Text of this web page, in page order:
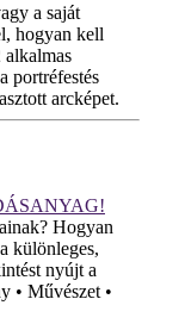
a saját
hogyan kell
alkalmas
portréfestés
arcképet.
Hogyan
különleges,
nyújt a
• Művészet •